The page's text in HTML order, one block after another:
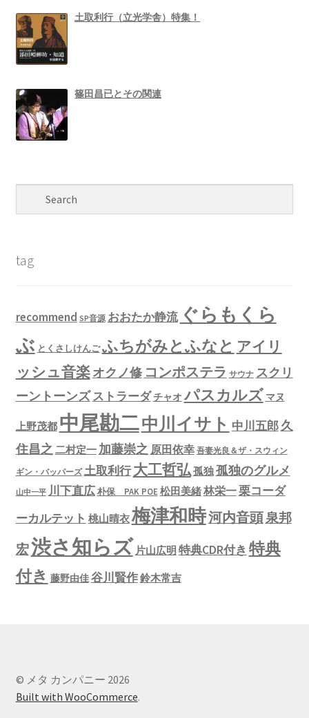
土取利行（立光学舎）特集！
篠田昌已とその関連
tag
recommend SP音源 おおたか静流 ぐらもくら
ぶ とくさしけんご ふちがみとふなと アイリ
ッシュ音楽オクノ修 コンポステラ サウナ スクリ
ーントーンズストラーダチャオ パスカルズ マヌ
上野茂都 中尾勘二中川イサト 中川五郎久
住昌之 二村定一 加藤崇之 原田依幸 吾妻光良＆ザ・スウィン
ギン・バッパーズ 土取利行大工哲弘孤独孤独のグルメ
山中一平 川下直広 朴保 PAK POE 松田美緒林栄一栗コーダ
ーカルテット 桃山晴衣梅津和時河内音頭泉邦
宏渋さ知らズ 片山広明 特典CDR付き 特典
付き 藤野由佳谷川賢作鈴木常吉
© メタ カンパニー 2026
Built with WooCommerce.